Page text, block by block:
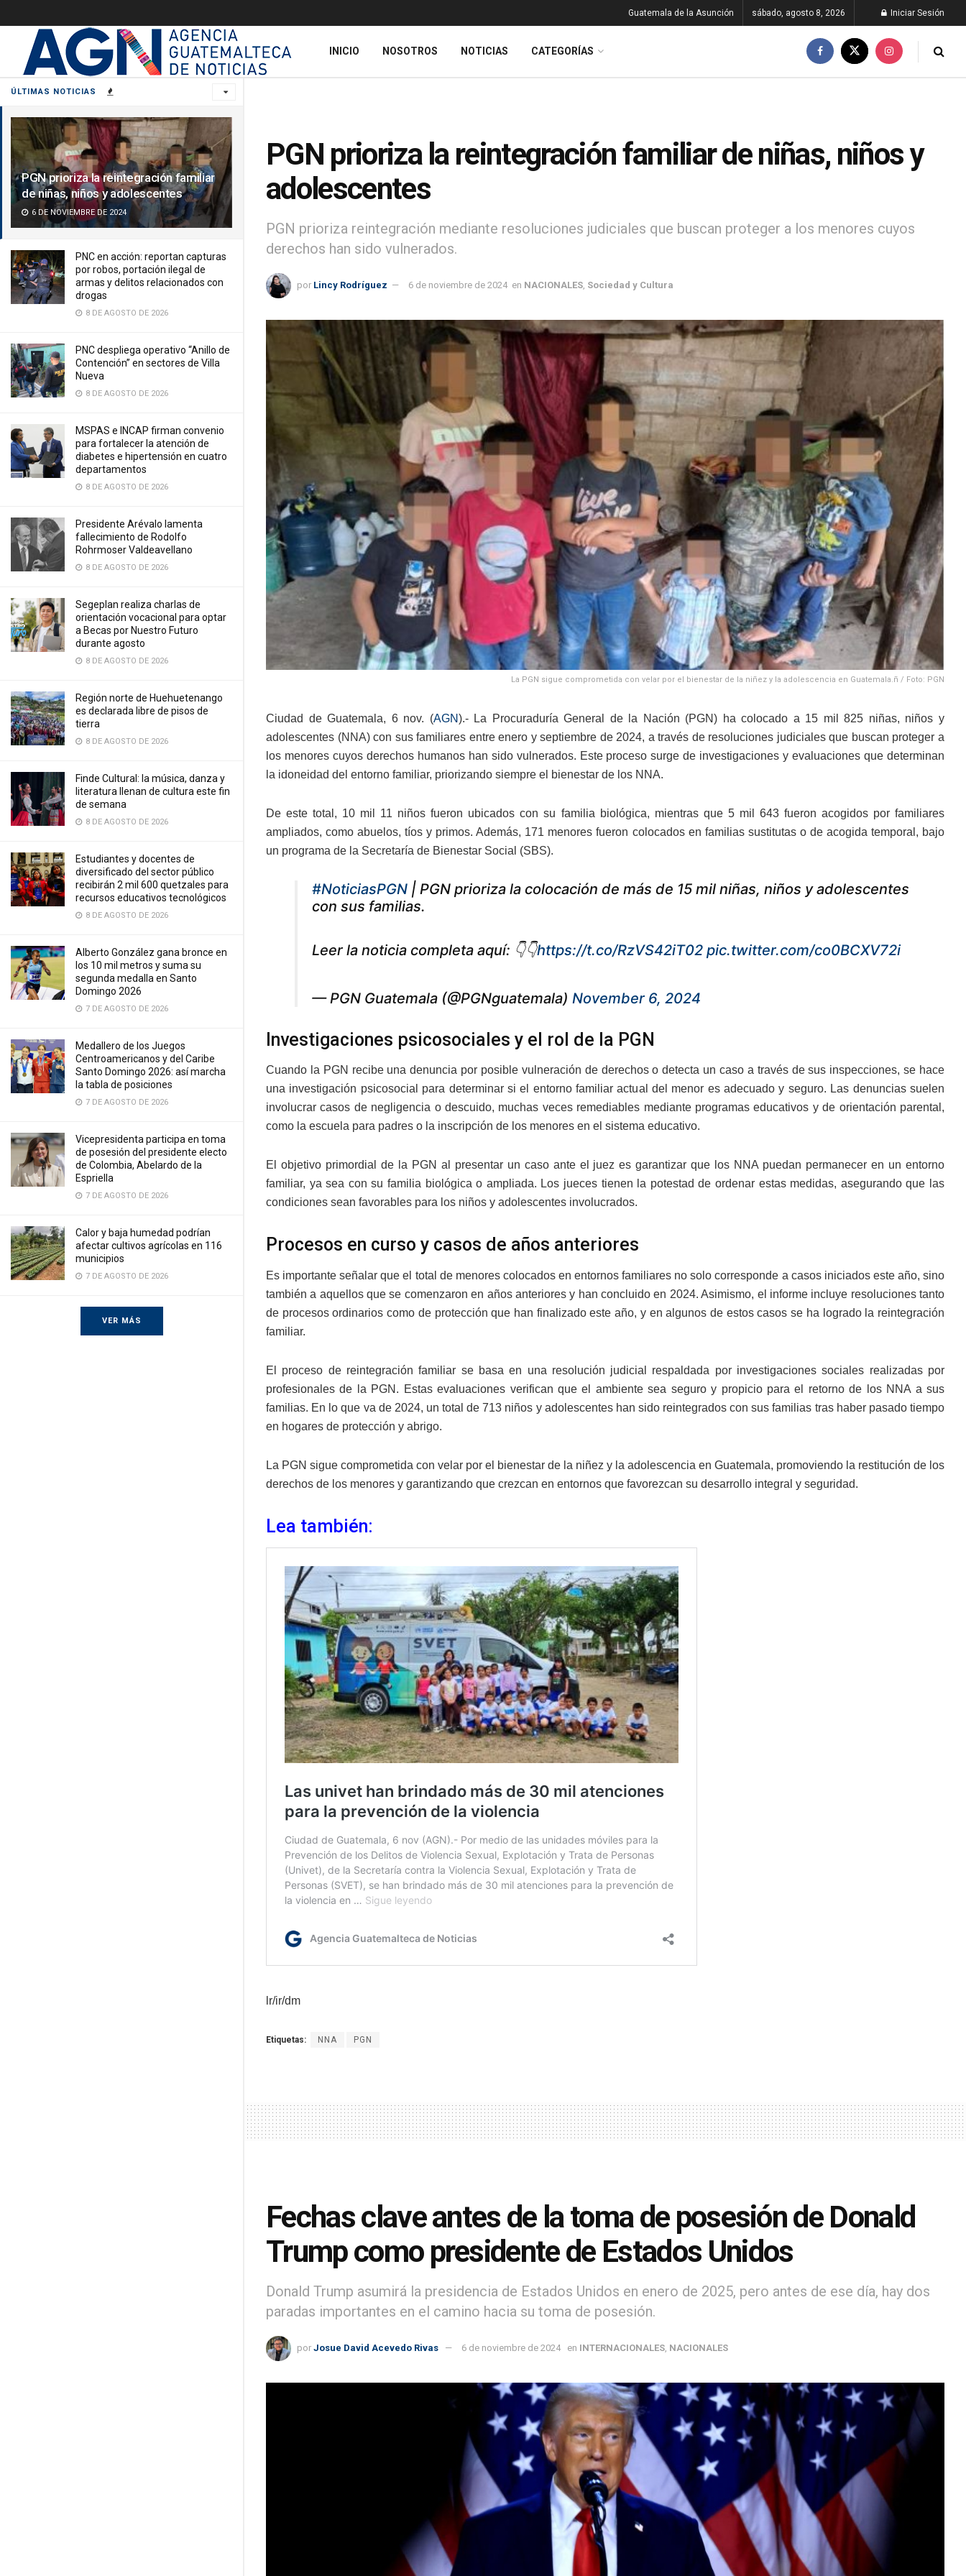
ÚLTIMAS NOTICIAS
PGN prioriza la reintegración familiar
de niñas, niños y adolescentes
6 DE NOVIEMBRE DE 2024
PNC en acción: reportan capturas
por robos, portación ilegal de
armas y delitos relacionados con
drogas
8 DE AGOSTO DE 2026
PNC despliega operativo “Anillo de
Contención” en sectores de Villa
Nueva
8 DE AGOSTO DE 2026
MSPAS e INCAP firman convenio
para fortalecer la atención de
diabetes e hipertensión en cuatro
departamentos
8 DE AGOSTO DE 2026
Presidente Arévalo lamenta
fallecimiento de Rodolfo
Rohrmoser Valdeavellano
8 DE AGOSTO DE 2026
Segeplan realiza charlas de
orientación vocacional para optar
a Becas por Nuestro Futuro
durante agosto
8 DE AGOSTO DE 2026
Región norte de Huehuetenango
es declarada libre de pisos de
tierra
8 DE AGOSTO DE 2026
Finde Cultural: la música, danza y
literatura llenan de cultura este fin
de semana
8 DE AGOSTO DE 2026
Estudiantes y docentes de
diversificado del sector público
recibirán 2 mil 600 quetzales para
recursos educativos tecnológicos
8 DE AGOSTO DE 2026
Alberto González gana bronce en
los 10 mil metros y suma su
segunda medalla en Santo
Domingo 2026
7 DE AGOSTO DE 2026
Medallero de los Juegos
Centroamericanos y del Caribe
Santo Domingo 2026: así marcha
la tabla de posiciones
7 DE AGOSTO DE 2026
Vicepresidenta participa en toma
de posesión del presidente electo
de Colombia, Abelardo de la
Espriella
7 DE AGOSTO DE 2026
Calor y baja humedad podrían
afectar cultivos agrícolas en 116
municipios
7 DE AGOSTO DE 2026
VER MÁS
Guatemala de la Asunción sábado, agosto 8, 2026 Iniciar Sesión
INICIO NOSOTROS NOTICIAS CATEGORÍAS
PGN prioriza la reintegración familiar de niñas, niños y
adolescentes
PGN prioriza reintegración mediante resoluciones judiciales que buscan proteger a los menores cuyos
derechos han sido vulnerados.
por Lincy Rodríguez 6 de noviembre de 2024 en NACIONALES Sociedad y Cultura
La PGN sigue comprometida con velar por el bienestar de la niñez y la adolescencia en Guatemala.ñ / Foto: PGN
Ciudad de Guatemala, 6 nov. (AGN).- La Procuraduría General de la Nación (PGN) ha colocado a 15 mil 825 niñas, niños y
adolescentes (NNA) con sus familiares entre enero y septiembre de 2024, a través de resoluciones judiciales que buscan proteger a
los menores cuyos derechos humanos han sido vulnerados. Este proceso surge de investigaciones y evaluaciones que determinan
la idoneidad del entorno familiar, priorizando siempre el bienestar de los NNA.
De este total, 10 mil 11 niños fueron ubicados con su familia biológica, mientras que 5 mil 643 fueron acogidos por familiares
ampliados, como abuelos, tíos y primos. Además, 171 menores fueron colocados en familias sustitutas o de acogida temporal, bajo
un programa de la Secretaría de Bienestar Social (SBS).
#NoticiasPGN | PGN prioriza la colocación de más de 15 mil niñas, niños y adolescentes
con sus familias.
Leer la noticia completa aquí: 👇👇https://t.co/RzVS42iT02 pic.twitter.com/co0BCXV72i
— PGN Guatemala (@PGNguatemala) November 6, 2024
Investigaciones psicosociales y el rol de la PGN
Cuando la PGN recibe una denuncia por posible vulneración de derechos o detecta un caso a través de sus inspecciones, se hace
una investigación psicosocial para determinar si el entorno familiar actual del menor es adecuado y seguro. Las denuncias suelen
involucrar casos de negligencia o descuido, muchas veces remediables mediante programas educativos y de orientación parental,
como la escuela para padres o la inscripción de los menores en el sistema educativo.
El objetivo primordial de la PGN al presentar un caso ante el juez es garantizar que los NNA puedan permanecer en un entorno
familiar, ya sea con su familia biológica o ampliada. Los jueces tienen la potestad de ordenar estas medidas, asegurando que las
condiciones sean favorables para los niños y adolescentes involucrados.
Procesos en curso y casos de años anteriores
Es importante señalar que el total de menores colocados en entornos familiares no solo corresponde a casos iniciados este año, sino
también a aquellos que se comenzaron en años anteriores y han concluido en 2024. Asimismo, el informe incluye resoluciones tanto
de procesos ordinarios como de protección que han finalizado este año, y en algunos de estos casos se ha logrado la reintegración
familiar.
El proceso de reintegración familiar se basa en una resolución judicial respaldada por investigaciones sociales realizadas por
profesionales de la PGN. Estas evaluaciones verifican que el ambiente sea seguro y propicio para el retorno de los NNA a sus
familias. En lo que va de 2024, un total de 713 niños y adolescentes han sido reintegrados con sus familias tras haber pasado tiempo
en hogares de protección y abrigo.
La PGN sigue comprometida con velar por el bienestar de la niñez y la adolescencia en Guatemala, promoviendo la restitución de los
derechos de los menores y garantizando que crezcan en entornos que favorezcan su desarrollo integral y seguridad.
Lea también:
lr/ir/dm
Etiquetas: NNA PGN
Fechas clave antes de la toma de posesión de Donald
Trump como presidente de Estados Unidos
Donald Trump asumirá la presidencia de Estados Unidos en enero de 2025, pero antes de ese día, hay dos
paradas importantes en el camino hacia su toma de posesión.
por Josue David Acevedo Rivas 6 de noviembre de 2024 en INTERNACIONALES NACIONALES